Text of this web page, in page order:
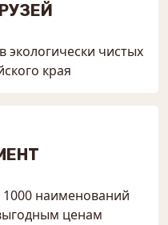
экологически чистых
края
наименований
ценам